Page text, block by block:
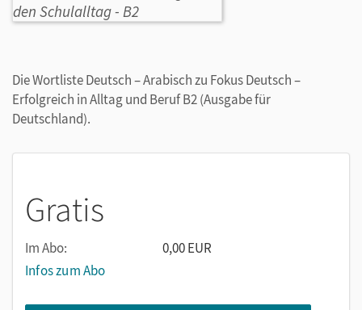
Die Wortliste Deutsch – Arabisch zu Fokus Deutsch –
Erfolgreich in Alltag und Beruf B2 (Ausgabe für
Deutschland).
Gratis
Im Abo:
0,00 EUR
Infos zum Abo